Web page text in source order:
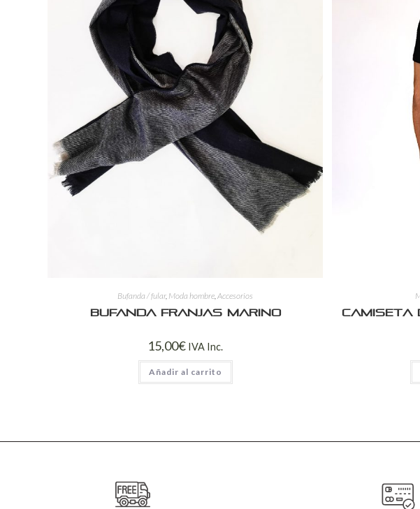
Bufanda / fular, Moda hombre ,Accesorios
Bufanda franjas marino
15,00€ IVA Inc.
Añadir al carrito
Camiseta